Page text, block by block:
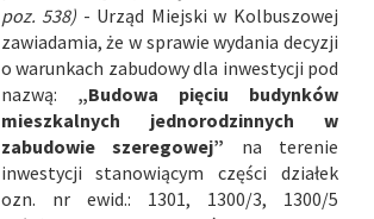
poz. 538) - Urząd Miejski w Kolbuszowej
zawiadamia, że w sprawie wydania decyzji
o warunkach zabudowy dla inwestycji pod
nazwą: „Budowa pięciu budynków
mieszkalnych jednorodzinnych w
zabudowie szeregowej” na terenie
inwestycji stanowiącym części działek
ozn. nr ewid.: 1301, 1300/3, 1300/5